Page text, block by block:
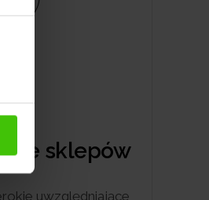
sklepów
uwzględniające